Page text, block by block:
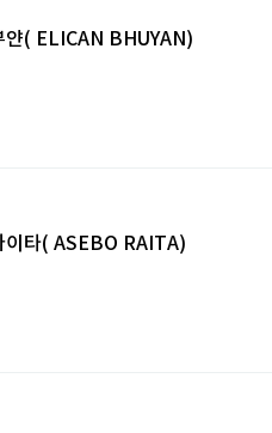
얀( ELICAN BHUYAN)
이타( ASEBO RAITA)